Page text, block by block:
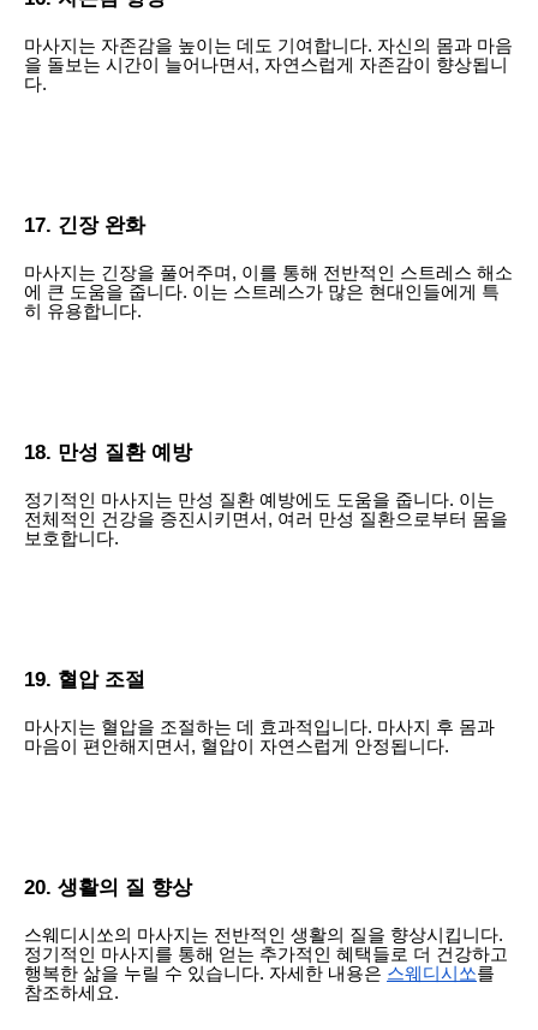
마사지는 자존감을 높이는 데도 기여합니다. 자신의 몸과 마음
을 돌보는 시간이 늘어나면서, 자연스럽게 자존감이 향상됩니
다.
17. 긴장 완화
마사지는 긴장을 풀어주며, 이를 통해 전반적인 스트레스 해소
에 큰 도움을 줍니다. 이는 스트레스가 많은 현대인들에게 특
히 유용합니다.
18. 만성 질환 예방
정기적인 마사지는 만성 질환 예방에도 도움을 줍니다. 이는
전체적인 건강을 증진시키면서, 여러 만성 질환으로부터 몸을
보호합니다.
19. 혈압 조절
마사지는 혈압을 조절하는 데 효과적입니다. 마사지 후 몸과
마음이 편안해지면서, 혈압이 자연스럽게 안정됩니다.
20. 생활의 질 향상
스웨디시쏘의 마사지는 전반적인 생활의 질을 향상시킵니다.
정기적인 마사지를 통해 얻는 추가적인 혜택들로 더 건강하고
행복한 삶을 누릴 수 있습니다. 자세한 내용은 스웨디시쏘를
참조하세요.